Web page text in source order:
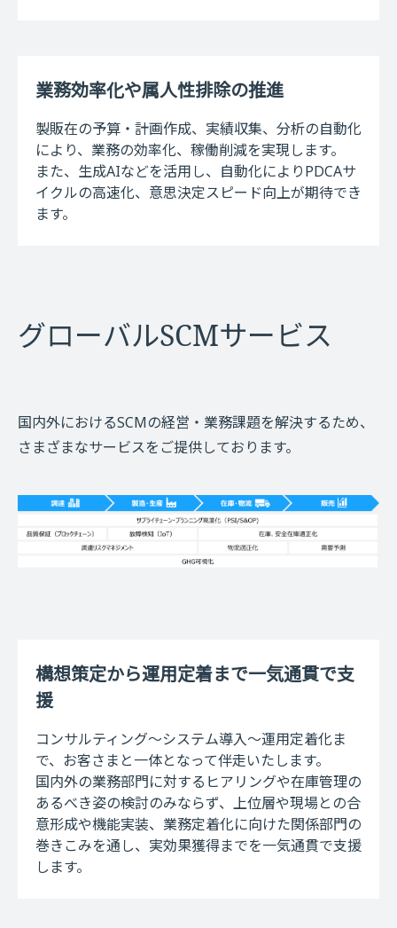
業務効率化や属人性排除の推進
製販在の予算・計画作成、実績収集、分析の自動化
により、業務の効率化、稼働削減を実現します。
また、生成AIなどを活用し、自動化によりPDCAサ
イクルの高速化、意思決定スピード向上が期待でき
ます。
グローバルSCMサービス
国内外におけるSCMの経営・業務課題を解決するため、
さまざまなサービスをご提供しております。
構想策定から運用定着まで一気通貫で支
援
コンサルティング～システム導入～運用定着化ま
で、お客さまと一体となって伴走いたします。
国内外の業務部門に対するヒアリングや在庫管理の
あるべき姿の検討のみならず、上位層や現場との合
意形成や機能実装、業務定着化に向けた関係部門の
巻きこみを通し、実効果獲得までを一気通貫で支援
します。